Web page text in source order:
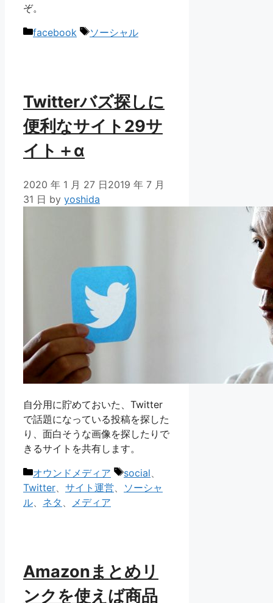
ぞ。
カ
facebook
タ
ソーシャル
Twitterバズ探しに
便利なサイト29サ
イト＋α
2020 年 1 月 27 日2019 年 7 月
31 日 by yoshida
自分用に貯めておいた、Twitter
で話題になっている投稿を探した
り、面白そうな画像を探したりで
きるサイトを共有します。
カ
テ
ゴ
オウンドメディア
タ
グ
social
Twitter
サイト運営
ソーシャ
ル
ネタ メディア
Amazonまとめリ
ンクを使えば商品